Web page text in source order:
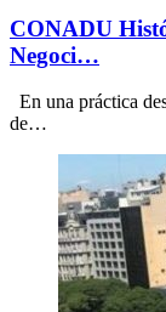
CONADU
Negoci…
En una práctica
de…